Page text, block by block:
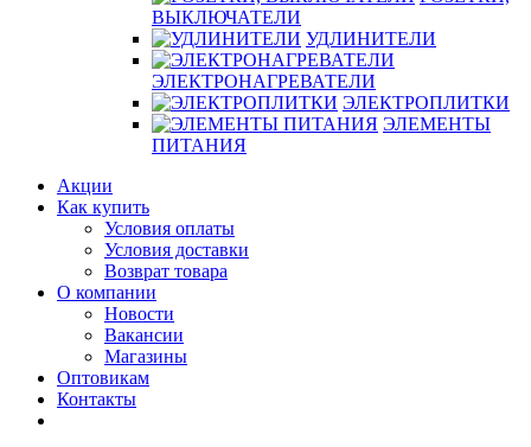
ВЫКЛЮЧАТЕЛИ
УДЛИНИТЕЛИ
ЭЛЕКТРОНАГРЕВАТЕЛИ
ЭЛЕКТРОПЛИТКИ
ЭЛЕМЕНТЫ
ПИТАНИЯ
Акции
Как купить
Условия оплаты
Условия доставки
Возврат товара
О компании
Новости
Вакансии
Магазины
Оптовикам
Контакты